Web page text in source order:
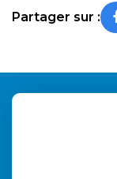
Partager sur :